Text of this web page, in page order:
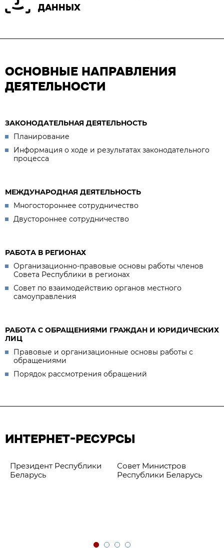
ДАННЫХ
ОСНОВНЫЕ НАПРАВЛЕНИЯ
ДЕЯТЕЛЬНОСТИ
ЗАКОНОДАТЕЛЬНАЯ ДЕЯТЕЛЬНОСТЬ
Планирование
Информация о ходе и результатах законодательного
процесса
МЕЖДУНАРОДНАЯ ДЕЯТЕЛЬНОСТЬ
Многостороннее сотрудничество
Двустороннее сотрудничество
РАБОТА В РЕГИОНАХ
Организационно-правовые основы работы членов
Совета Республики в регионах
Совет по взаимодействию органов местного
самоуправления
РАБОТА С ОБРАЩЕНИЯМИ ГРАЖДАН И ЮРИДИЧЕСКИХ
ЛИЦ
Правовые и организационные основы работы с
обращениями
Порядок рассмотрения обращений
ИНТЕРНЕТ-РЕСУРСЫ
Президент Республики
Беларусь
Совет Министров
Республики Беларусь